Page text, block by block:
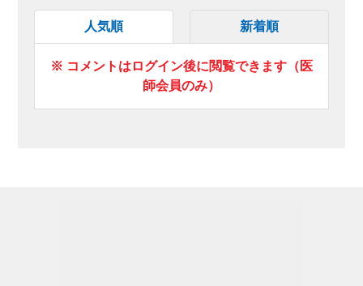
人気順 新着順
※ コメントはログイン後に閲覧できます（医
師会員のみ）